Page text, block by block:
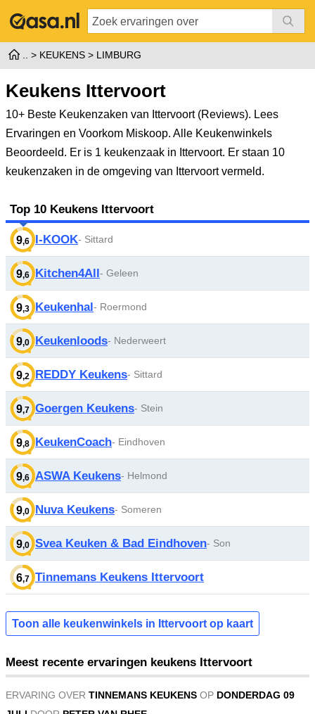
KEUKENS LIMBURG
Keukens Ittervoort
10+ Beste Keukenzaken van Ittervoort (Reviews). Lees
Ervaringen en Voorkom Miskoop. Alle Keukenwinkels
Beoordeeld. Er is 1 keukenzaak in Ittervoort. Er staan 10
keukenzaken in de omgeving van Ittervoort vermeld.
Top 10 Keukens Ittervoort
9,6 I-KOOK- Sittard
9,6 Kitchen4All- Geleen
9,3 Keukenhal- Roermond
9,0 Keukenloods- Nederweert
9,2 REDDY Keukens- Sittard
9,7 Goergen Keukens- Stein
9,8 KeukenCoach- Eindhoven
9,6 ASWA Keukens- Helmond
9,0 Nuva Keukens- Someren
9,0 Svea Keuken & Bad Eindhoven- Son
6,7 Tinnemans Keukens Ittervoort
Toon alle keukenwinkels in Ittervoort op kaart
Meest recente ervaringen keukens Ittervoort
ERVARING OVER TINNEMANS KEUKENS OP DONDERDAG 09